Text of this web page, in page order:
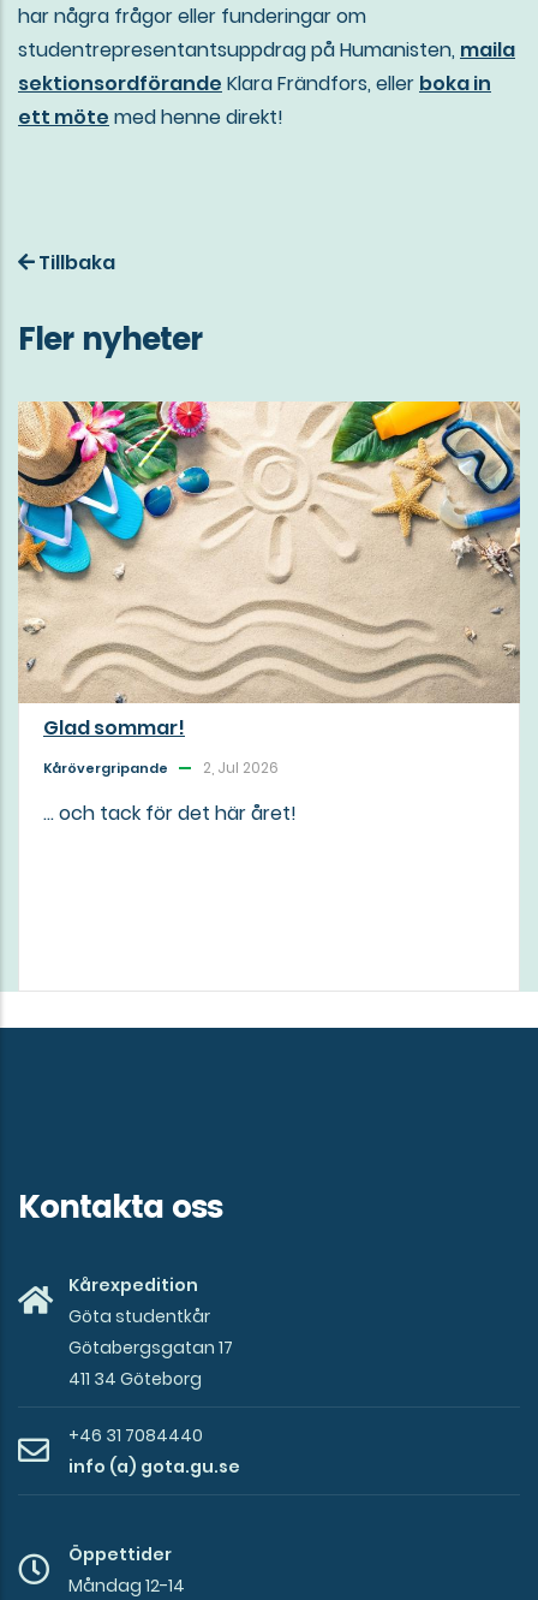
har några frågor eller funderingar om
studentrepresentantsuppdrag på Humanisten, maila
sektionsordförande Klara Frändfors, eller boka in
ett möte med henne direkt!
Tillbaka
Fler nyheter
Glad sommar!
Kårövergripande 2, Jul 2026
... och tack för det här året!
Kontakta oss
Kårexpedition
Göta studentkår
Götabergsgatan 17
411 34 Göteborg
+46 31 7084440
info (a) gota.gu.se
Öppettider
Måndag 12-14